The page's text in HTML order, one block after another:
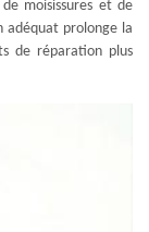
moisissures et de
prolonge la
de réparation plus